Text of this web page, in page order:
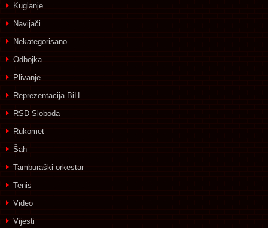
Kuglanje
Navijači
Nekategorisano
Odbojka
Plivanje
Reprezentacija BiH
RSD Sloboda
Rukomet
Šah
Tamburaški orkestar
Tenis
Video
Vijesti